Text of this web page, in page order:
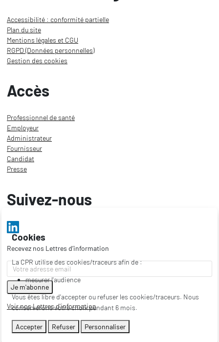
Cookies
La CPR utilise des cookies/traceurs afin de :
mesurer l'audience
Vous êtes libre d'accepter ou refuser les cookies/traceurs. Nous
conserverons votre choix pendant 6 mois.
Accepter Refuser Personnaliser
Accessibilité : conformité partielle
Plan du site
Mentions légales et CGU
RGPD (Données personnelles)
Gestion des cookies
Accès
Professionnel de santé
Employeur
Administrateur
Fournisseur
Candidat
Presse
Suivez-nous
Recevez nos Lettres d’information
Voir nos Lettres d'information